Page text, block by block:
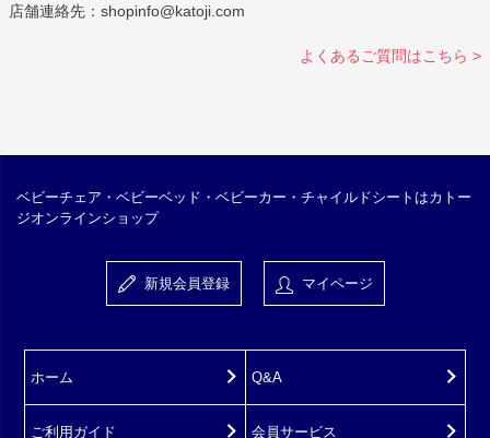
店舗連絡先：shopinfo@katoji.com
よくあるご質問はこちら >
ベビーチェア・ベビーベッド・ベビーカー・チャイルドシートはカトー
ジオンラインショップ
新規会員登録 マイページ
ホーム
ご利用ガイド
Q&A
会員サービス